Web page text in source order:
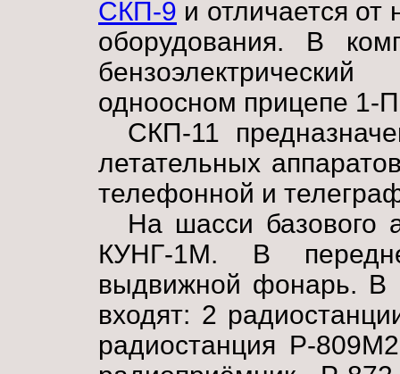
СКП-9 и отличается от
оборудования. В
одноосном прицепе 1-
СКП-11
летательных
телефонной и
На шасси базового
КУНГ-1М. В
выдвижной фонарь. В
входят: 2
радиостанция Р-